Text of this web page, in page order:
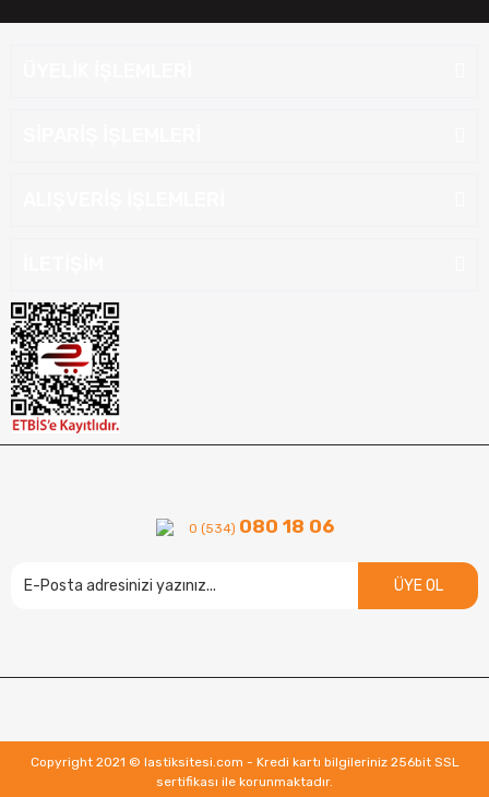
0 (534) 080 18 06
ÜYE OL
Copyright 2021 © lastiksitesi.com - Kredi kartı bilgileriniz 256bit SSL
sertifikası ile korunmaktadır.